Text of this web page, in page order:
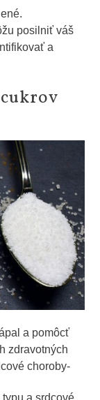
posilniť váš
a
a pomôcť
zdravotných
choroby-
a srdcové